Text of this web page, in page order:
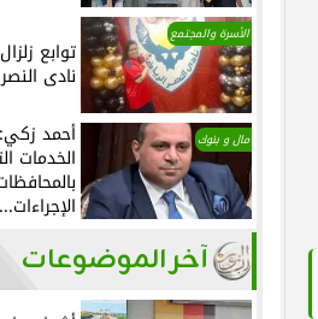
الأسرة والمجتمع
توابع
نادى
مال و بنوك أحمد
الخدمات
الإجراءات...
آخر الموضوعات